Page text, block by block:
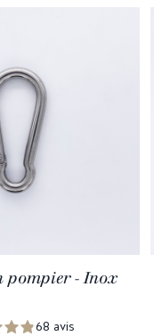
pompier - Inox
68 avis